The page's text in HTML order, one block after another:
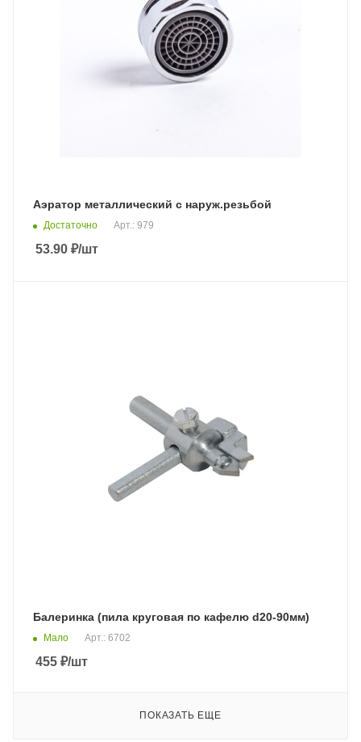
Аэратор металлический с наруж.резьбой
Достаточно Арт.: 979
53.90 ₽/шт
Балеринка (пила круговая по кафелю d20-90мм)
Мало Арт.: 6702
455 ₽/шт
ПОКАЗАТЬ ЕЩЕ